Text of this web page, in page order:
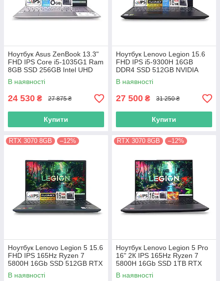
Ноутбук Asus ZenBook 13.3"
FHD IPS Core i5-1035G1 Ram
8GB SSD 256GB Intel UHD
Graphics
В наявності
24 530 ₴ 27 875 ₴
Купити
Ноутбук Lenovo Legion 15.6
FHD IPS i5-9300H 16GB
DDR4 SSD 512GB NVIDIA
GTX1650
В наявності
27 500 ₴ 31 250 ₴
Купити
RTX 3070 8GB –12%
Ноутбук Lenovo Legion 5 15.6
FHD IPS 165Hz Ryzen 7
5800H 16Gb SSD 512GB RTX
3070 8GB
В наявності
RTX 3070 8GB –12%
Ноутбук Lenovo Legion 5 Pro
16" 2К IPS 165Hz Ryzen 7
5800H 16Gb SSD 1TB RTX
3070 8GB
В наявності